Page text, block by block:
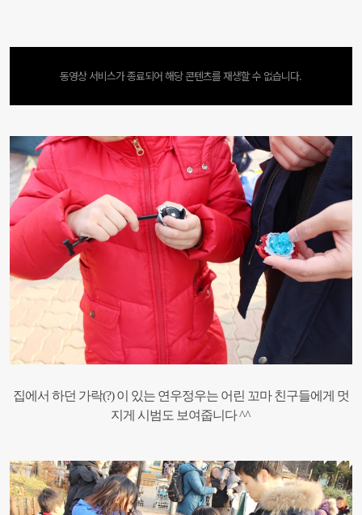
동영상 서비스가 종료되어 해당 콘텐츠를 재생할 수 없습니다.
집에서 하던 가락(?) 이 있는 연우정우는 어린 꼬마 친구들에게 멋
지게 시범도 보여줍니다 ^^